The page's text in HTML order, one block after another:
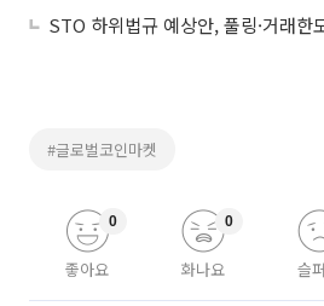
#글로벌코인마켓
좋아요
0
화나요
0
슬